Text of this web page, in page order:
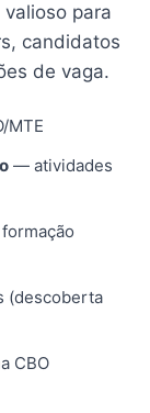
para
candidatos
de vaga.
MTE
— atividades
(descoberta
CBO